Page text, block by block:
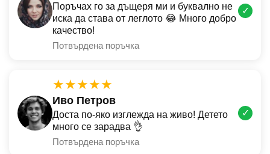
Поръчах го за дъщеря ми и буквално не
иска да става от леглото 😂 Много добро
качество!
Потвърдена поръчка
✓
★★★★★
Иво Петров
Доста по-яко изглежда на живо! Детето
много се зарадва 👌
Потвърдена поръчка
✓